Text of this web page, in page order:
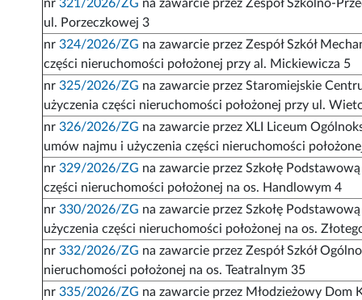
nr321/2026/ZG na zawarcie przez Zespół Szkolno-
ul. Porzeczkowej 3
nr324/2026/ZG na zawarcie przez Zespół Szkół
części nieruchomości położonej przy al. Mickiewicza 5
nr325/2026/ZG na zawarcie przez Staromiejskie
użyczenia części nieruchomości położonej przy ul.
nr326/2026/ZG na zawarcie przez XLI Liceum
umów najmu i użyczenia części nieruchomości
nr329/2026/ZG na zawarcie przez Szkołę
części nieruchomości położonej na os. Handlowym 4
nr330/2026/ZG na zawarcie przez Szkołę
użyczenia części nieruchomości położonej na os.
nr332/2026/ZG na zawarcie przez Zespół Szkół
nieruchomości położonej na os. Teatralnym 35
nr335/2026/ZG na zawarcie przez Młodzieżowy Dom